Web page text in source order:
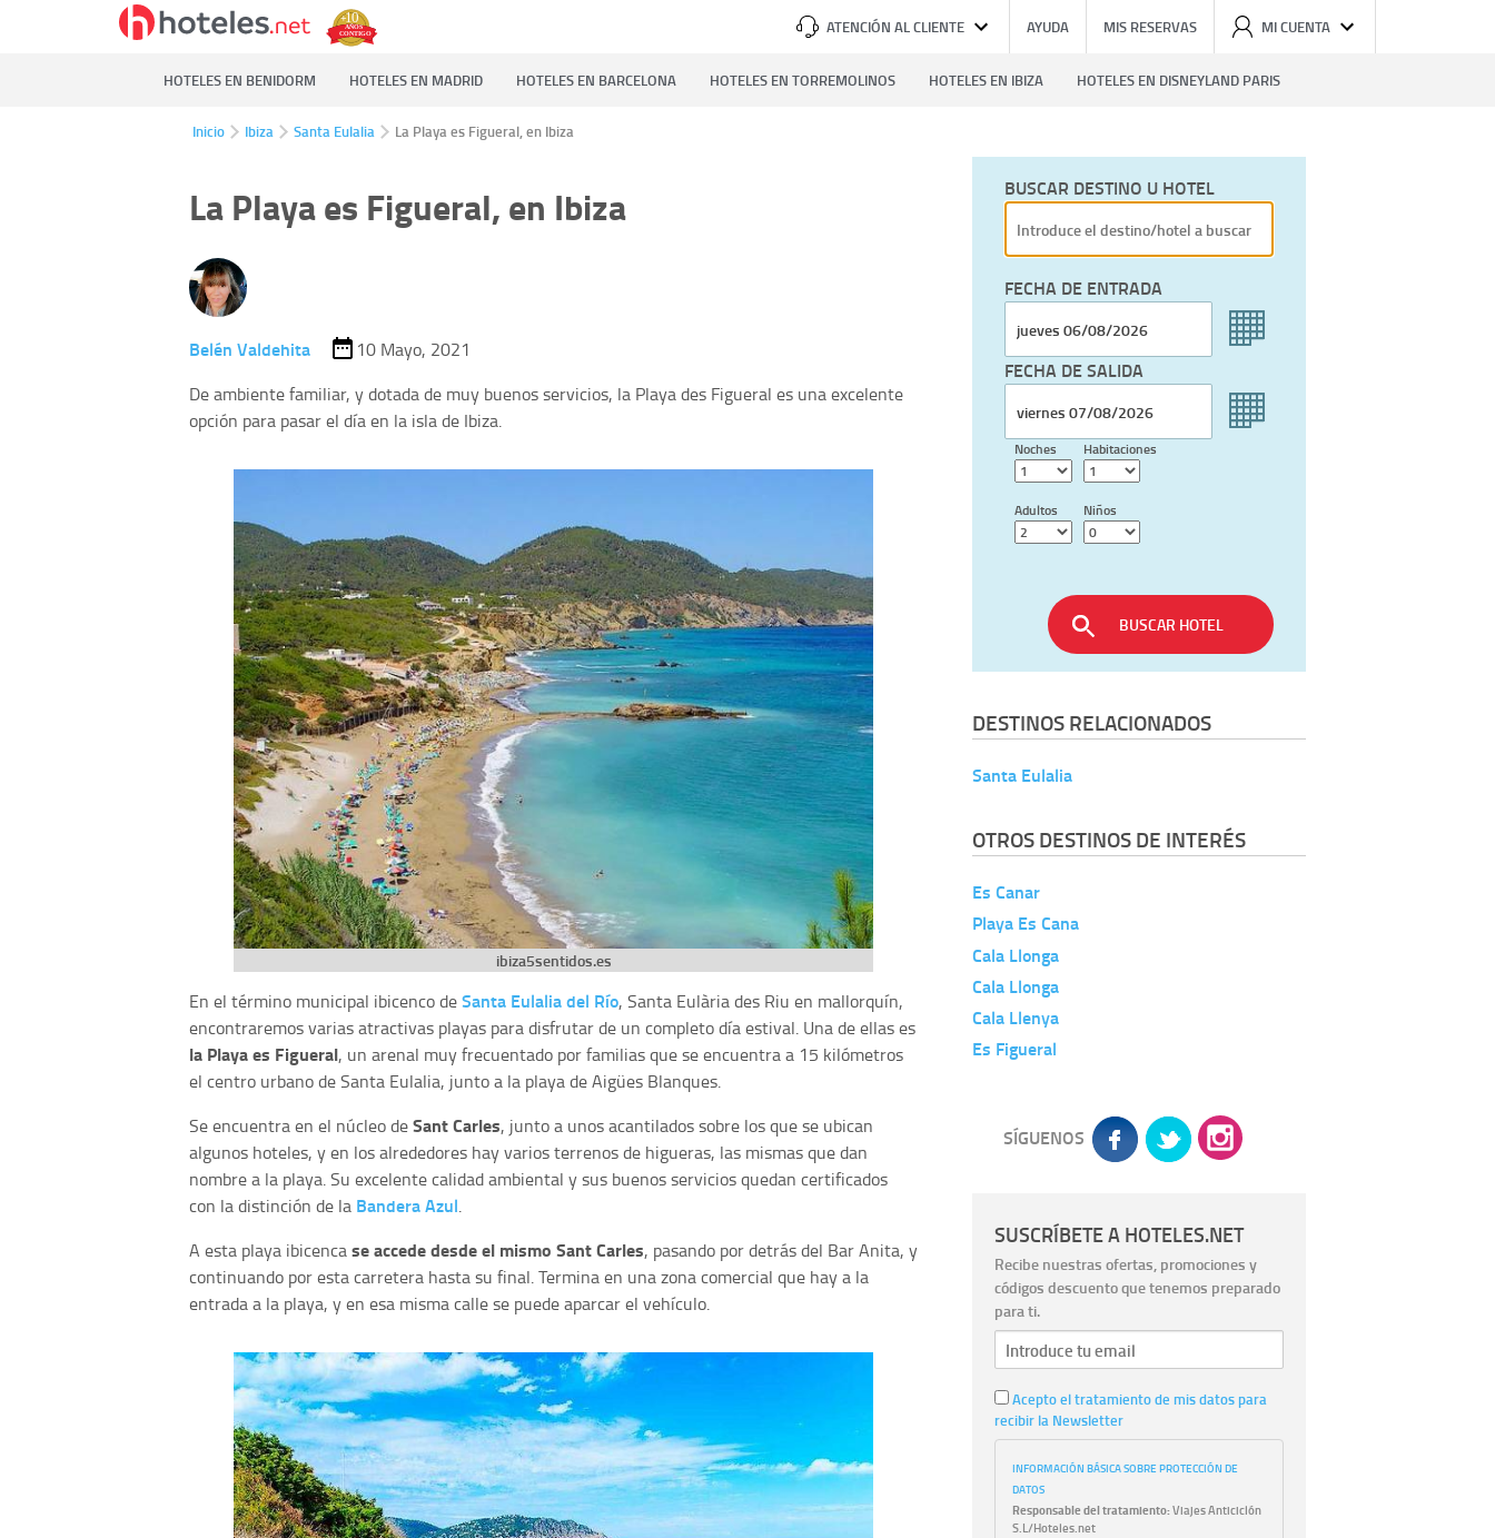
ATENCIÓN AL CLIENTE AYUDA MIS RESERVAS MI CUENTA
HOTELES EN BENIDORM HOTELES EN MADRID HOTELES EN BARCELONA HOTELES EN TORREMOLINOS HOTELES EN IBIZA HOTELES EN DISNEYLAND PARIS
Inicio Ibiza Santa Eulalia La Playa es Figueral, en Ibiza
La Playa es Figueral, en Ibiza
Belén Valdehita
10 Mayo, 2021
De ambiente familiar, y dotada de muy buenos servicios, la Playa des Figueral es una excelente
opción para pasar el día en la isla de Ibiza.
ibiza5sentidos.es
En el término municipal ibicenco deSanta Eulalia del Río, Santa Eulària des Riu en mallorquín,
encontraremos varias atractivas playas para disfrutar de un completo día estival. Una de ellas es
la Playa es Figueral, un arenal muy frecuentado por familias que se encuentra a 15 kilómetros
el centro urbano de Santa Eulalia, junto a la playa de Aigües Blanques.
Se encuentra en el núcleo deSant Carles, junto a unos acantilados sobre los que se ubican
algunos hoteles, y en los alrededores hay varios terrenos de higueras, las mismas que dan
nombre a la playa. Su excelente calidad ambiental y sus buenos servicios quedan certificados
con la distinción de la Bandera Azul.
A esta playa ibicencase accede desde el mismo Sant Carles, pasando por detrás del Bar Anita, y
continuando por esta carretera hasta su final. Termina en una zona comercial que hay a la
entrada a la playa, y en esa misma calle se puede aparcar el vehículo.
BUSCAR DESTINO U HOTEL
FECHA DE ENTRADA
FECHA DE SALIDA
Noches Habitaciones
Adultos Niños
BUSCAR HOTEL
DESTINOS RELACIONADOS
Santa Eulalia
OTROS DESTINOS DE INTERÉS
Es Canar
Playa Es Cana
Cala Llonga
Cala Llonga
Cala Llenya
Es Figueral
SÍGUENOS
SUSCRÍBETE A HOTELES.NET
Recibe nuestras ofertas, promociones y
códigos descuento que tenemos preparado
para ti.
Acepto el tratamiento de mis datos para
recibir la Newsletter
INFORMACIÓN BÁSICA SOBRE PROTECCIÓN DE
DATOS
Responsable del tratamiento:Viajes Anticiclón
S.L/Hoteles.net